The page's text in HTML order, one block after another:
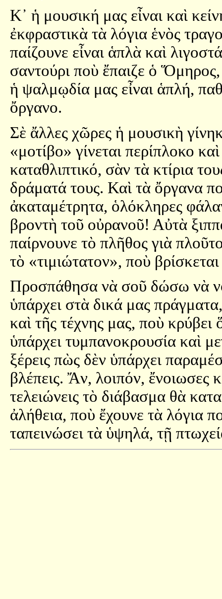
Κ᾿ ἡ μουσική μας εἶναι καὶ
ἐκφραστικὰ τὰ λόγια ἑνὸς
παίζουνε εἶναι ἁπλὰ καὶ
σαντούρι ποὺ ἔπαιζε ὁ
ἡ ψαλμῳδία μας εἶναι ἁπλή,
ὄργανο.
Σὲ ἄλλες χῶρες ἡ μουσικὴ
«μοτίβο» γίνεται περίπλοκο
καταθλιπτικό, σὰν τὰ κτίρια
δράματά τους. Καὶ τὰ ὄργανα
ἀκαταμέτρητα, ὁλόκληρες
βροντὴ τοῦ οὐρανοῦ! Αὐτὰ
παίρνουνε τὸ πλῆθος γιὰ
τὸ «τιμιώτατον», ποὺ
Προσπάθησα νὰ σοῦ δώσω νὰ
ὑπάρχει στὰ δικά μας
καὶ τῆς τέχνης μας, ποὺ
ὑπάρχει τυμπανοκρουσία καὶ
ξέρεις πὼς δὲν ὑπάρχει
βλέπεις. Ἄν, λοιπόν, ἔνοιωσες
τελειώνεις τὸ διάβασμα θὰ
ἀλήθεια, ποὺ ἔχουνε τὰ λόγια
ταπεινώσει τὰ ὑψηλά, τῇ